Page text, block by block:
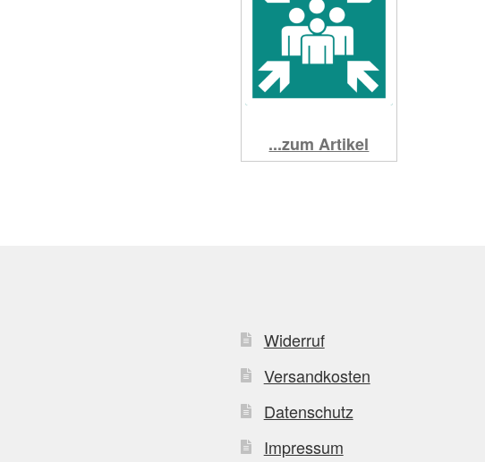
...zum Artikel
Widerruf
Versandkosten
Datenschutz
Impressum